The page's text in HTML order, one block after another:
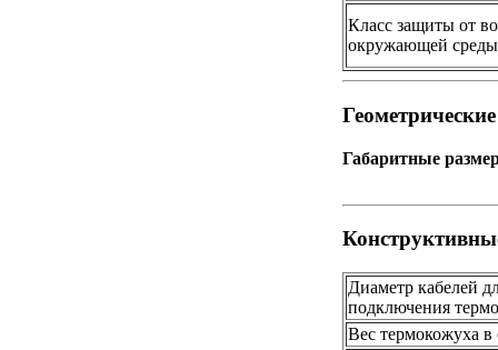
Класс защиты от
окружающей среды
Габаритные
Диаметр кабелей
подключения
Вес термокожуха в